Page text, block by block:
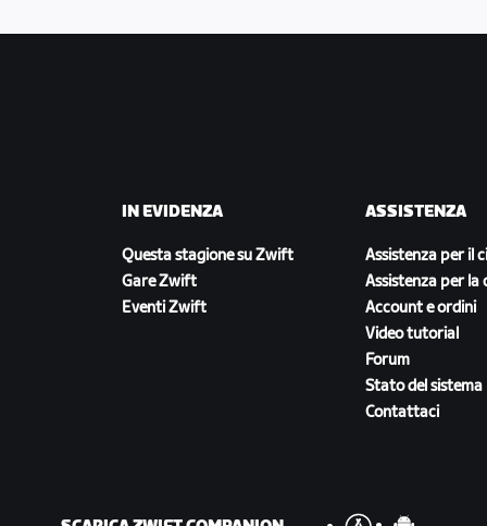
IN EVIDENZA
Questa stagione su Zwift
Gare Zwift
Eventi Zwift
ASSISTENZA
Assistenza per il
Assistenza per la
Account e ordini
Video tutorial
Forum
Stato del sistema
Contattaci